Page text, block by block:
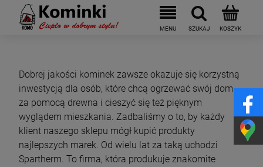
Dobrej jakości kominek zawsze okazuje się korzystną
inwestycją dla osób, które chcą ogrzewać swój dom
za pomocą drewna i cieszyć się też pięknym
wyglądem mieszkania. Zadbaliśmy o to, by każdy
klient naszego sklepu mógł kupić produkty
najlepszych marek. Od wielu lat za taką uchodzi
Spartherm. To firma, która produkuje znakomite